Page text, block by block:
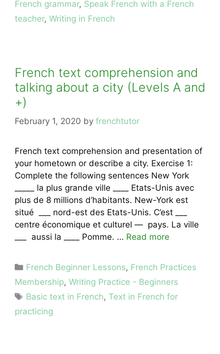
French grammar, Speak French with a French
teacher, Writing in French
French text comprehension and
talking about a city (Levels A and
+)
February 1, 2020 by frenchtutor
French text comprehension and presentation of
your hometown or describe a city. Exercise 1:
Complete the following sentences New York
_____ la plus grande ville ____ Etats-Unis avec
plus de 8 millions d’habitants. New-York est
situé ___ nord-est des Etats-Unis. C’est ___
centre économique et culturel — pays. La ville
___ aussi la ____ Pomme. … Read more
Categories
French Beginner Lessons, French Practices
Membership, Writing Practice - Beginners
Tags
Basic text in French, Text in French for
practicing